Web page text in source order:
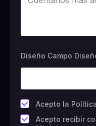
Diseño Campo
*
Acepto la
C
Acepto recibir